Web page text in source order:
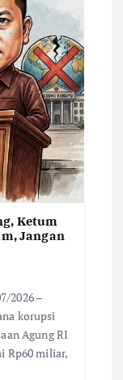
Ketum
Jangan
2026 –
korupsi
Agung RI
Rp60 miliar,